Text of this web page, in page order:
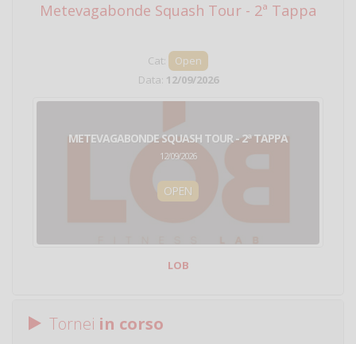
Metevagabonde Squash Tour - 2ª Tappa
Cat:
Open
Data: 12/09/2026
METEVAGABONDE SQUASH TOUR - 2ª TAPPA
12/09/2026
OPEN
LOB
Tornei in corso